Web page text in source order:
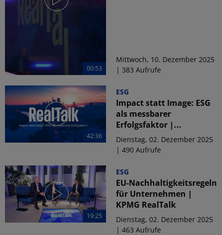
00:53
Mittwoch, 10. Dezember 2025
| 383 Aufrufe
42:36
ESG
Impact statt Image: ESG
als messbarer
Erfolgsfaktor |...
Dienstag, 02. Dezember 2025
| 490 Aufrufe
19:25
ESG
EU-Nachhaltigkeitsregeln
für Unternehmen |
KPMG RealTalk
Dienstag, 02. Dezember 2025
| 463 Aufrufe